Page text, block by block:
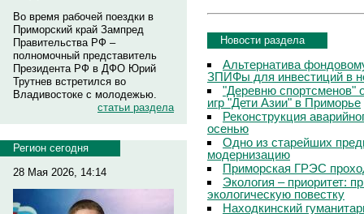
Во время рабочей поездки в
Приморский край Зампред
Правительства РФ –
полномочный представитель
Президента РФ в ДФО Юрий
Трутнев встретился во
Владивостоке с молодежью.
статьи раздела
Регион сегодня
28 Мая 2026, 14:14
Новости раздела
Альтернатива
ЗПИФы для инвестиций в
"Деревню спортсменов"
игр "Дети Азии" в Приморье
Реконструкция
осенью
Одно из старейших
модернизацию
Приморская ГРЭС
Экология – приоритет:
экологическую повестку
Находкинский